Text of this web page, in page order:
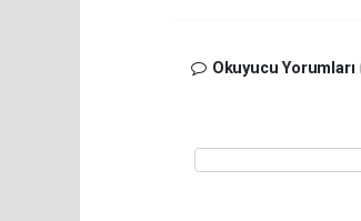
Okuyucu Yorumları